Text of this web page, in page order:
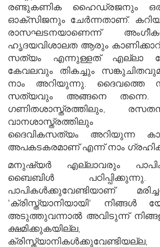
രണ്ടുകണിക ഹൈഡ്രജനും
ഓക്സിജനും ചേര്‍ന്നതാണ്.
രാസഘടനയാണെന്ന്
ഹൃദയവിശാലത ആരും
സത്യം എന്നുള്ളത് എല്ലാ
കേവലവും തികച്ചും
നാം അറിയുന്നു. ദൈവത്തെ
സത്യവും അങ്ങനെ തന്നെ.
ഗണിതശാസ്ത്രത്തിലും,
വാനശാസ്ത്രത്തിലും
ദൈവികസത്യം അറിയുന്ന
അപകടകരമാണ് എന്ന് നാം
മനുഷ്യര്‍ എല്ലാവരും
ബൈബിള്‍
പാപികള്‍ക്കുവേണ്ടിയാണ്
'ക്രിസ്ത്യാനിയായി' നിങ്ങള്‍
അടുത്തുവന്നാല്‍ അവിടുന്ന്
ക്ഷമിക്കുകയില്ല,
ക്രിസ്ത്യാനികള്‍ക്കുവേണ്ടിയല്ല,